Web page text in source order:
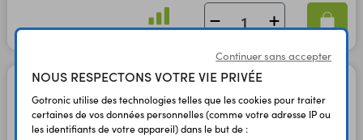
En stock
Câble debug USB - série
Code : 32280
Continuer sans accepter
NOUS RESPECTONS VOTRE VIE PRIVÉE
Gotronic utilise des technologies telles que les cookies pour traiter
certaines de vos données personnelles (comme votre adresse IP ou
les identifiants de votre appareil) dans le but de :